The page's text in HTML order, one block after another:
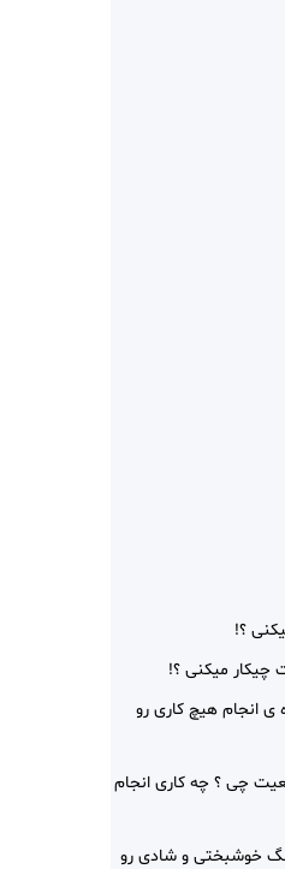
؟!
چیکار میکنی ؟!
ی انجام هیچ کاری رو
چی ؟ چه کاری انجام
خوشبختی و شادی رو